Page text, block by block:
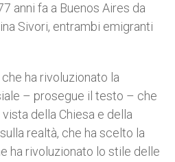
anni fa a Buenos Aires da
Sivori, entrambi emigranti
ha rivoluzionato la
– prosegue il testo – che
della Chiesa e della
realtà, che ha scelto la
ha rivoluzionato lo stile delle